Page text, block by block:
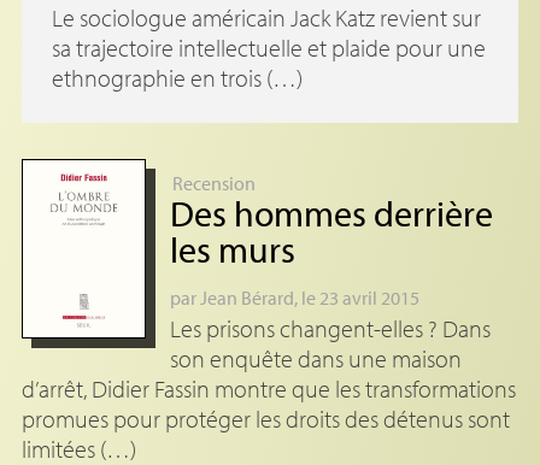
Le sociologue américain Jack Katz revient sur
sa trajectoire intellectuelle et plaide pour une
ethnographie en trois (…)
Recension
Des hommes derrière
les murs
par Jean Bérard, le 23 avril 2015
Les prisons changent-elles ? Dans
son enquête dans une maison
d’arrêt, Didier Fassin montre que les transformations
promues pour protéger les droits des détenus sont
limitées (…)